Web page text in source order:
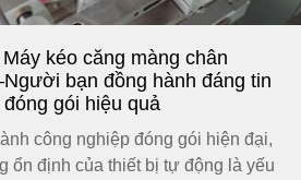
kéo căng màng chân
bạn đồng hành đáng tin
gói hiệu quả
công nghiệp đóng gói hiện đại,
ổn định của thiết bị tự động là yếu